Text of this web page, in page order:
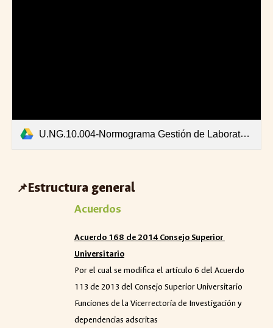
U.NG.10.004-Normograma Gestión de Laboratorios Actualización 2024.pdf
📌Estructura general
Acuerdos
Acuerdo 168 de 2014 Consejo Superior
Universitario
Por el cual se modifica el artículo 6 del Acuerdo
113 de 2013 del Consejo Superior Universitario
Funciones de la Vicerrectoría de Investigación y
dependencias adscritas